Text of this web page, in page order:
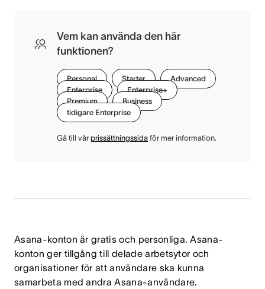
Vem kan använda den här
funktionen?
Personal Starter
Advanced
Enterprise
Enterprise+
Premium
Business
tidigare Enterprise
Gå till vår prissättningssida för mer information.
Asana-konton är gratis och personliga. Asana-
konton ger tillgång till delade arbetsytor och
organisationer för att användare ska kunna
samarbeta med andra Asana-användare.